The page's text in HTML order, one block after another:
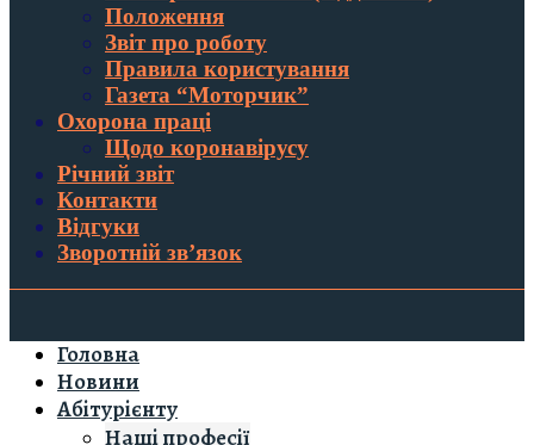
Положення
Звіт про роботу
Правила користування
Газета “Моторчик”
Охорона праці
Щодо коронавірусу
Річний звіт
Контакти
Відгуки
Зворотній зв’язок
Головна
Новини
Абітурієнту
Наші професії